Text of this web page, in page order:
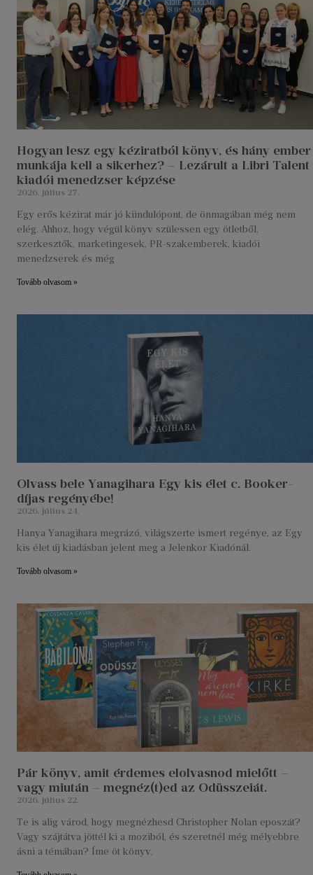
Hogyan lesz egy kéziratból könyv, és hány ember
munkája kell a sikerhez? – Lezárult a Libri Talent
kiadói menedzser képzése
2026. július 27.
Egy erős kézirat már jó kiindulópont, de önmagában még nem
elég. Ahhoz, hogy végül könyv szülessen egy ötletből,
szerkesztők, marketingesek, PR-szakemberek, kiadói
menedzserek és még
Tovább olvasom »
Olvass bele Yanagihara Egy kis élet c. Booker-
díjas regényébe!
2026. július 24.
Hanya Yanagihara megrázó, világszerte ismert regénye, az Egy
kis élet új kiadásban jelent meg a Jelenkor Kiadónál.
Tovább olvasom »
Pár könyv, amit érdemes elolvasnod mielőtt –
vagy miután – megnéz(t)ed az Odüsszeiát.
2026. július 22.
Te is alig várod, hogy megnézhesd Christopher Nolan eposzát?
Vagy szájtátva jöttél ki a moziból, és szeretnél még mélyebbre
ásni a témában? Íme öt könyv,